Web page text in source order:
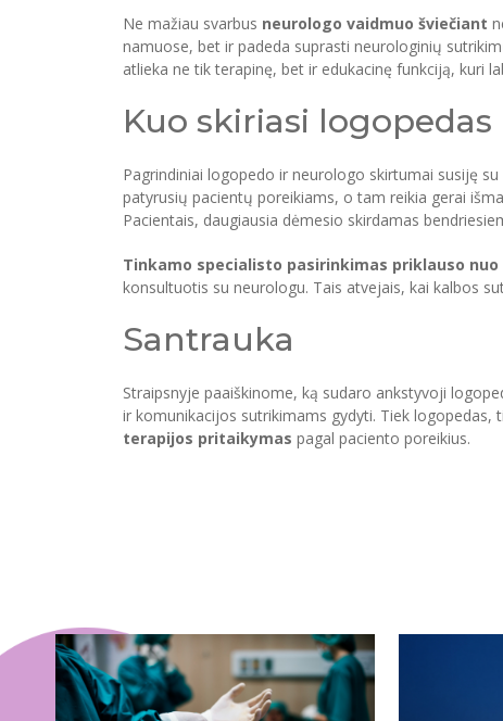
Ne mažiau svarbus neurologo vaidmuo šviečiant
namuose, bet ir padeda suprasti neurologinių
atlieka ne tik terapinę, bet ir edukacinę funkciją, kuri
Kuo skiriasi
Pagrindiniai logopedo ir neurologo skirtumai susiję su
patyrusių pacientų poreikiams, o tam reikia gerai
Pacientais, daugiausia dėmesio skirdamas
Tinkamo specialisto pasirinkimas priklauso nuo
konsultuotis su neurologu. Tais atvejais, kai kalbos
Santrauka
Straipsnyje paaiškinome, ką sudaro ankstyvoji
ir komunikacijos sutrikimams gydyti. Tiek logopedas,
terapijos pritaikymas pagal paciento poreikius.